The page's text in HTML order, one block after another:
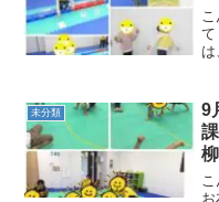
て
は
カ
は
未分類
9